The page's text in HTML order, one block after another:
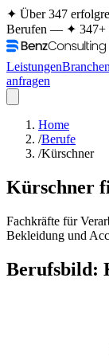
✦ Über 347
Berufen — ✦ 347+
LeistungenBranchen
anfragen
Home
/Berufe
/Kürschner
Kürschner
Fachkräfte für
Bekleidung und
Berufsbild: